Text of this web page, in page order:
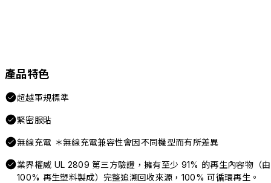
產品特色
超越軍規標準
緊密服貼
無線充電 ＊無線充電兼容性會因不同機型而有所差異
業界權威 UL 2809 第三方驗證，擁有至少 91% 的再生內容物（由
100% 再生塑料製成）完整追溯回收來源，100% 可循環再生。